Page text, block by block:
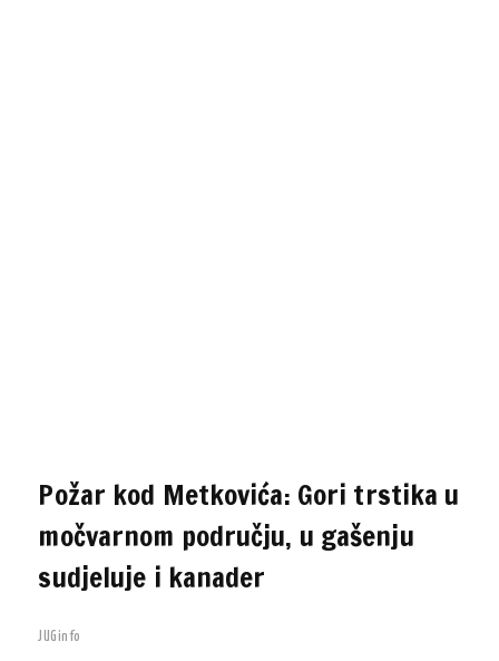
Požar kod Metkovića: Gori trstika u
močvarnom području, u gašenju
sudjeluje i kanader
JUGinfo